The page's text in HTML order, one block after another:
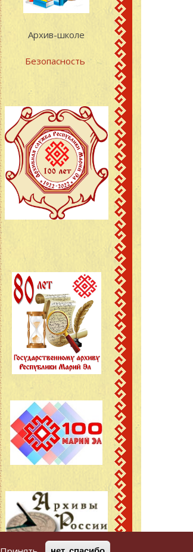
Архив-школе
Безопасность